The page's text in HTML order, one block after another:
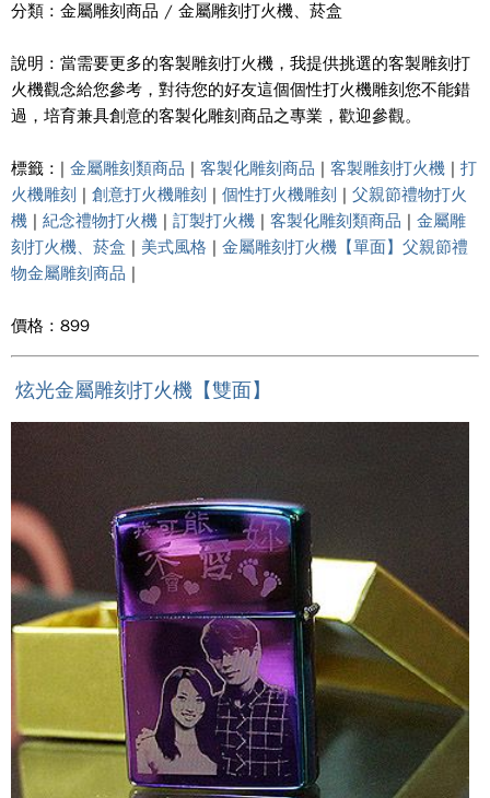
分類 : 金屬雕刻商品 / 金屬雕刻打火機、菸盒
說明 : 當需要更多的客製雕刻打火機，我提供挑選的客製雕刻打
火機觀念給您參考，對待您的好友這個個性打火機雕刻您不能錯
過，培育兼具創意的客製化雕刻商品之專業，歡迎參觀。
標籤 : | 金屬雕刻類商品 | 客製化雕刻商品 | 客製雕刻打火機 | 打
火機雕刻 | 創意打火機雕刻 | 個性打火機雕刻 | 父親節禮物打火
機 | 紀念禮物打火機 | 訂製打火機 | 客製化雕刻類商品 | 金屬雕
刻打火機、菸盒 | 美式風格 | 金屬雕刻打火機【單面】父親節禮
物金屬雕刻商品 |
價格 : 899
炫光金屬雕刻打火機【雙面】